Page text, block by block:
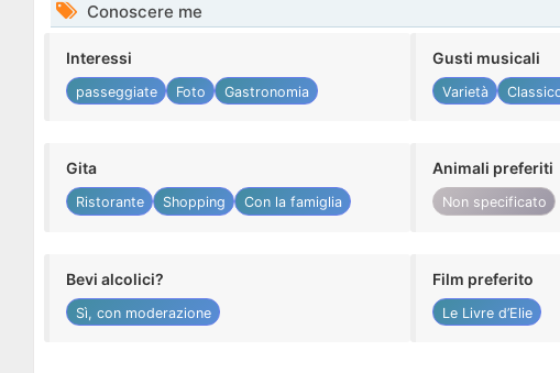
Conoscere me
Interessi
passeggiate Foto Gastronomia
Gusti musicali
Varietà
Gita
Ristorante Shopping Con la famiglia
Animali preferiti
Non specificato
Bevi alcolici?
Sì, con moderazione
Film preferito
Le Livre d’Elie